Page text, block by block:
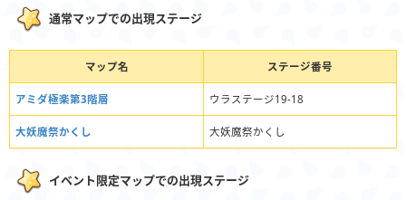
通常マップでの出現ステージ
マップ名 ステージ番号
アミダ極楽第3階層 ウラステージ19-18
大妖魔祭かくし 大妖魔祭かくし
イベント限定マップでの出現ステージ